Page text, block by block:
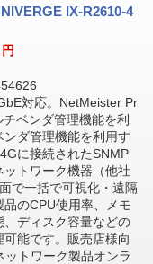
IX-R2610-4
円
対応。NetMeister Pr
ベンダ管理機能を利
ダ管理機能を利用す
に接続されたSNMP
トワーク機器（他社
で一括で可視化・遠隔
のCPU使用率、メモ
、ディスク容量などの
能です。販売店様向
ットワーク製品オンラ